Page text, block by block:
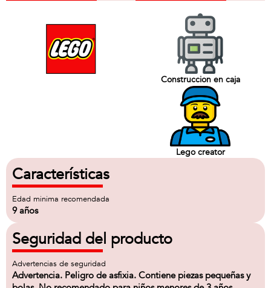
Construccion en caja
Lego creator
Características
Edad minima recomendada
9 años
Seguridad del producto
Advertencias de seguridad
Advertencia. Peligro de asfixia. Contiene piezas pequeñas y